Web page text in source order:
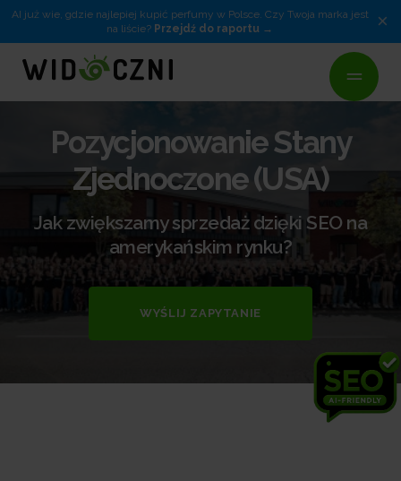
AI już wie, gdzie najlepiej kupić perfumy w Polsce. Czy Twoja marka jest
na liście? Przejdź do raportu ×
Pozycjonowanie Stany
Zjednoczone (USA)
Jak zwiększamy sprzedaż dzięki SEO na
amerykańskim rynku?
WYŚLIJ ZAPYTANIE